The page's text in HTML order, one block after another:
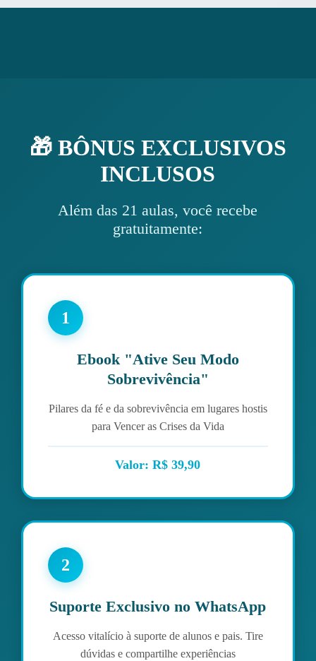
🎁 BÔNUS EXCLUSIVOS
INCLUSOS
Além das 21 aulas, você recebe
gratuitamente:
1
Ebook "Ative Seu Modo
Sobrevivência"
Pilares da fé e da sobrevivência em lugares hostis
para Vencer as Crises da Vida
Valor: R$ 39,90
2
Suporte Exclusivo no WhatsApp
Acesso vitalício à suporte de alunos e pais. Tire
dúvidas e compartilhe experiências